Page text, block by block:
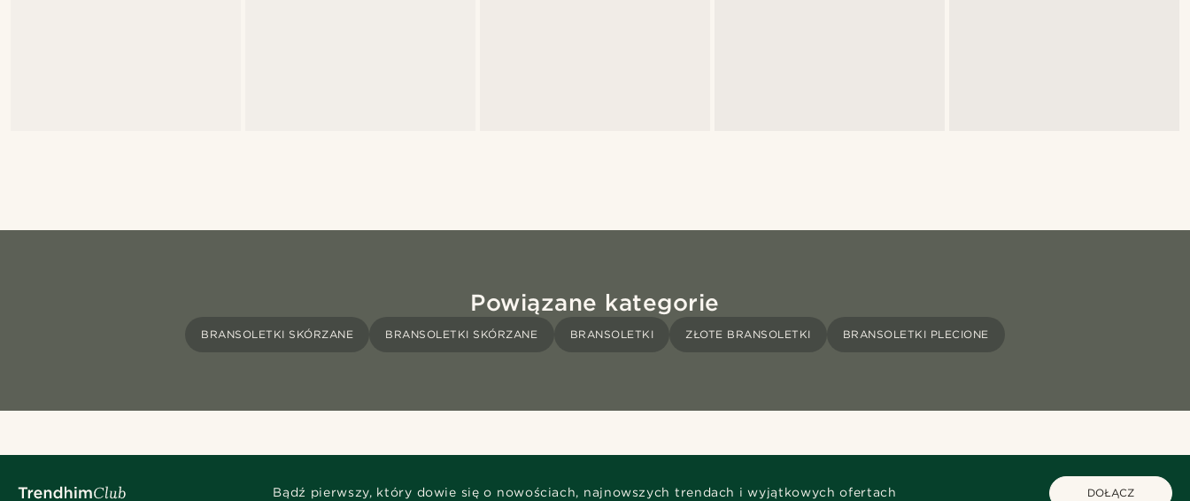
Powiązane kategorie
BRANSOLETKI SKÓRZANE BRANSOLETKI SKÓRZANE BRANSOLETKI ZŁOTE BRANSOLETKI BRANSOLETKI PLECIONE
Bądź pierwszy, który dowie się o nowościach, najnowszych trendach i wyjątkowych ofertach DOŁĄCZ